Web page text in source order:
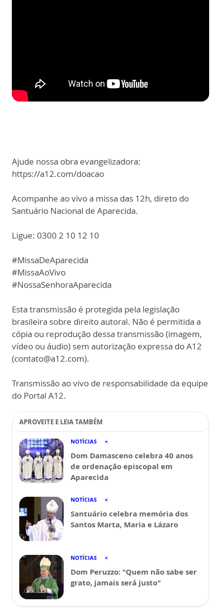
Ajude nossa obra evangelizadora:
https://a12.com/doacao
Acompanhe ao vivo a missa das 12h, direto do
Santuário Nacional de Aparecida.
Ligue: 0300 2 10 12 10
#MissaDeAparecida
#MissaAoVivo
#NossaSenhoraAparecida
Esta transmissão é protegida pela legislação
brasileira sobre direito autoral. Não é permitida a
cópia ou reprodução dessa transmissão (imagem,
vídeo ou áudio) sem autorização expressa do A12
(contato@a12.com).
Transmissão ao vivo de responsabilidade da equipe
do Portal A12.
APROVEITE E LEIA TAMBÉM
NOTÍCIAS
Dom Damasceno celebra 40 anos
de ordenação episcopal em
Aparecida
NOTÍCIAS
Santuário celebra memória dos
Santos Marta, Maria e Lázaro
NOTÍCIAS
Dom Peruzzo: "Quem não sabe ser
grato, jamais será justo"